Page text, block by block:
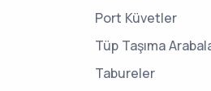
Port Küvetler
Tüp Taşıma
Tabureler